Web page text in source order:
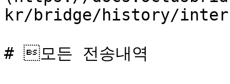
kr/bridge/history/
# 모든 전송내역